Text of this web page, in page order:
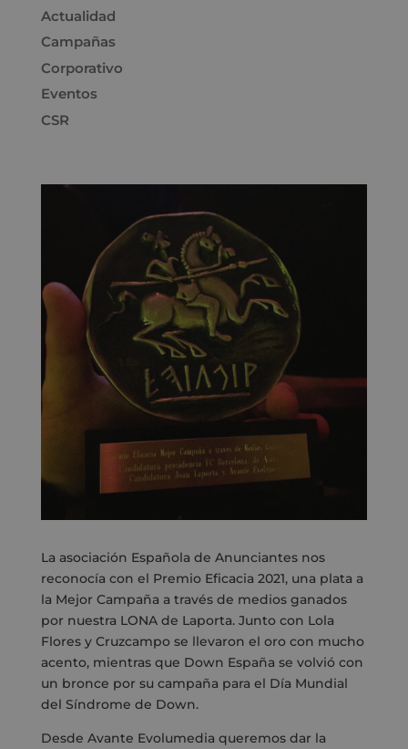
Actualidad
Campañas
Corporativo
Eventos
CSR
La asociación Española de Anunciantes nos
reconocía con el Premio Eficacia 2021, una plata a
la Mejor Campaña a través de medios ganados
por nuestra LONA de Laporta. Junto con Lola
Flores y Cruzcampo se llevaron el oro con mucho
acento, mientras que Down España se volvió con
un bronce por su campaña para el Día Mundial
del Síndrome de Down.
Desde Avante Evolumedia queremos dar la